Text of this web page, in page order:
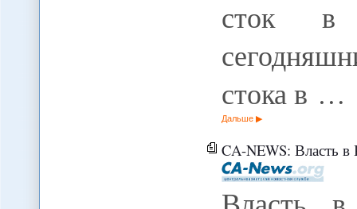
сток в
стока в …
Дальше
CA-NEWS: Власть в Казахстане